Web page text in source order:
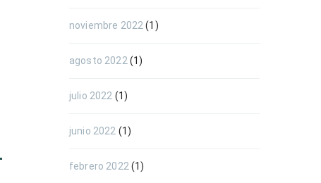
noviembre 2022 (1)
agosto 2022 (1)
julio 2022 (1)
junio 2022 (1)
febrero 2022 (1)